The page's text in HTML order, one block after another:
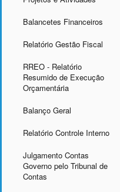
Balancetes Financeiros
Relatório Gestão Fiscal
RREO - Relatório
Resumido de Execução
Orçamentária
Balanço Geral
Relatório Controle Interno
Julgamento Contas
Governo pelo Tribunal de
Contas